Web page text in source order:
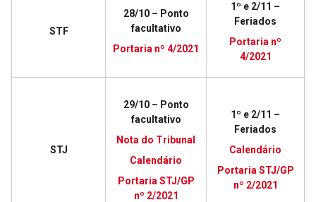
STF
28/10 – Ponto
facultativo
Portaria nº 4/2021
1º e 2/11 –
Feriados
Portaria nº
4/2021
STJ
29/10 – Ponto
facultativo
Nota do Tribunal
Calendário
Portaria STJ/GP
nº 2/2021
1º e 2/11 –
Feriados
Calendário
Portaria STJ/GP
nº 2/2021